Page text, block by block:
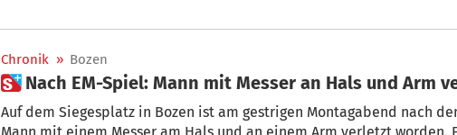
Chronik » Bozen
 Nach EM-Spiel: Mann mit Messer an Hals und Arm
Auf dem Siegesplatz in Bozen ist am gestrigen Montagabend nach
Mann mit einem Messer am Hals und an einem Arm verletzt worden.